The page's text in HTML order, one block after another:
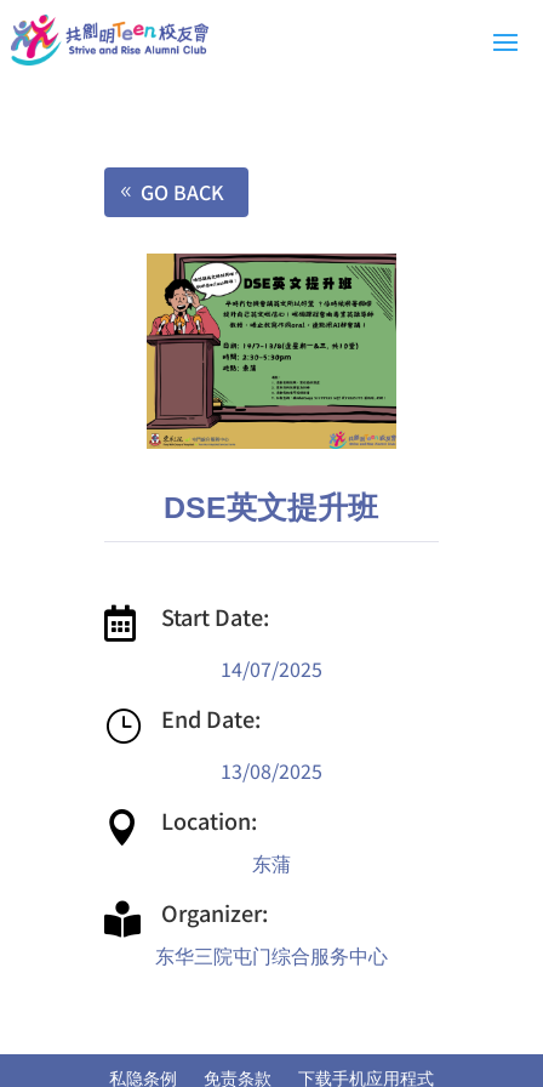
GO BACK
DSE英文提升班
 Start Date:
14/07/2025
} End Date:
13/08/2025
 Location:
东蒲
 Organizer:
东华三院屯门综合服务中心
私隐条例 免责条款 下载手机应用程式